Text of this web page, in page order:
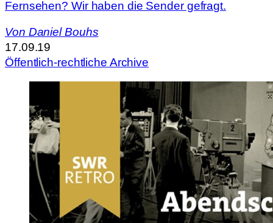
Fernsehen? Wir haben die Sender gefragt.
Von Daniel Bouhs
17.09.19
Öffentlich-rechtliche Archive